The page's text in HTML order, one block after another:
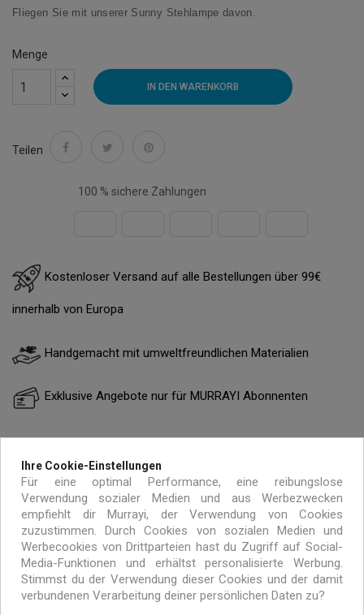
Fliegen Sie mit unserer Sunny Stehlampe davon.
Menge
IN DEN WARENKORB
Teilen
100 % sichere Zahlungen
Kostenloser Versand auf alle Bestellungen über 99€
innerhalb von Europa
Handgemacht mit umweltfreundlichen Materialien
Exklusive Angebote nur für MURRAYI Abonnenten
BESCHREIBUNG ARTIKELDETAILS
Ihre Cookie-Einstellungen
Für eine optimal Performance, eine reibungslose
Verwendung sozialer Medien und aus Werbezwecken
empfiehlt dir Murrayi, der Verwendung von Cookies
zuzustimmen. Durch Cookies von sozialen Medien und
Werbecookies von Drittparteien hast du Zugriff auf Social-
Media-Funktionen und erhältst personalisierte Werbung.
Stimmst du der Verwendung dieser Cookies und der damit
verbundenen Verarbeitung deiner persönlichen Daten zu?